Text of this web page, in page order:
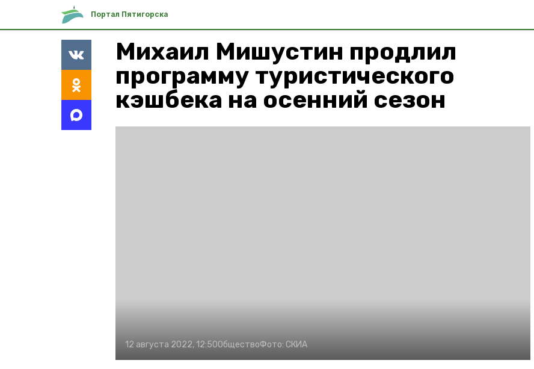
Портал Пятигорска
Михаил Мишустин продлил
программу туристического
кэшбека на осенний сезон
12 августа 2022, 12:50ОбществоФото: СКИА